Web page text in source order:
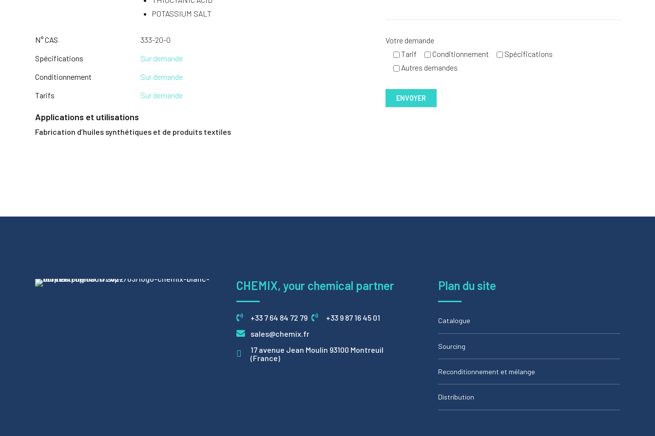
POTASSIUM SALT
N° CAS
333-20-0
Spécifications
Sur demande
Conditionnement
Sur demande
Tarifs
Sur demande
Applications et utilisations
Fabrication d’huiles synthétiques et de produits textiles
Votre demande
Tarif
Conditionnement
Spécifications
Autres demandes
CHEMIX, your chemical partner
+33 7 64 84 72 79
+33 9 87 16 45 01
sales@chemix.fr
17 avenue Jean Moulin 93100 Montreuil
(France)
Plan du site
Catalogue
Sourcing
Reconditionnement et mélange
Distribution